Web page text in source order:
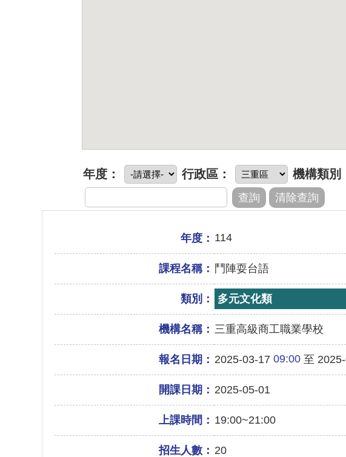
年度： 行政區： 機構類別
年度： 114
課程名稱： 鬥陣耍台語
類別： 多元文化類
機構名稱： 三重高級商工職業學校
報名日期： 2025-03-17 09:00至
開課日期： 2025-05-01
上課時間： 19:00~21:00
招生人數： 20